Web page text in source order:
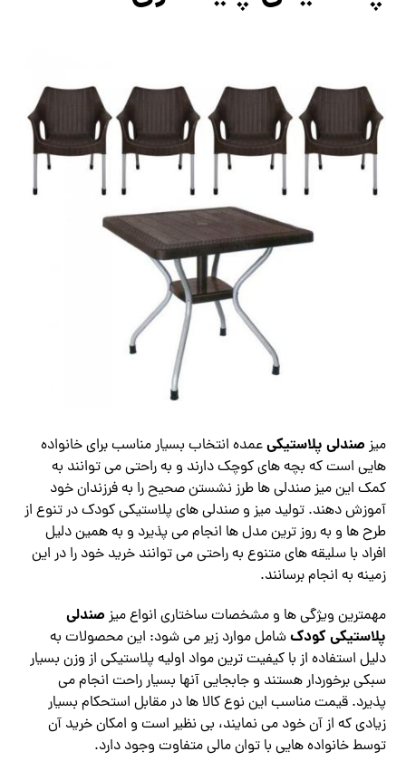
میز صندلی پلاستیکیعمده انتخاب بسیار مناسب برای خانواده
هایی است که بچه های کوچک دارند و به راحتی می‌ توانند به
کمک این میز صندلی ها طرز نشستن صحیح را به فرزندان خود
آموزش دهند. تولید میز و صندلی های پلاستیکی کودک در تنوع از
طرح‌ ها و به روز ترین مدل ها انجام می پذیرد و به همین دلیل
افراد با سلیقه های متنوع به راحتی می توانند خرید خود را در این
زمینه به انجام برسانند.
مهمترین ویژگی ها و مشخصات ساختاری انواع میز صندلی
پلاستیکی کودکشامل موارد زیر می شود: این محصولات به
دلیل استفاده از با کیفیت ترین مواد اولیه پلاستیکی از وزن بسیار
سبکی برخوردار هستند و جابجایی آنها بسیار راحت انجام می
پذیرد. قیمت مناسب این نوع کالا ها در مقابل استحکام بسیار
زیادی که از آن خود می نمایند، بی‌ نظیر است و امکان خرید آن
توسط خانواده هایی با توان مالی متفاوت وجود دارد.